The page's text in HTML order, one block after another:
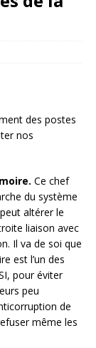
des postes
nos
Ce chef
du système
altérer le
liaison avec
Il va de soi que
est l’un des
pour éviter
peu
de
même les